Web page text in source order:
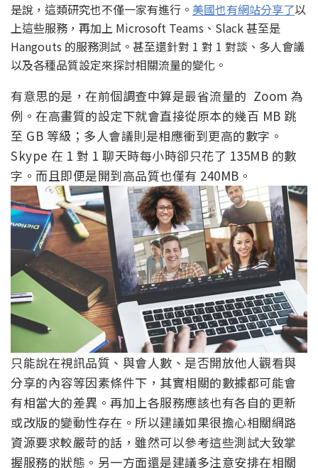
是說，這類研究也不僅一家有進行。 美國也有網站分享了以
上這些服務，再加上 Microsoft Teams、Slack 甚至是
Hangouts 的服務測試。甚至還針對 1 對 1 對談、多人會議
以及各種品質設定來探討相關流量的變化。
有意思的是，在前個調查中算是最省流量的 Zoom 為
例。在高畫質的設定下就會直接從原本的幾百 MB 跳
至 GB 等級；多人會議則是相應衝到更高的數字。
Skype 在 1 對 1 聊天時每小時卻只花了 135MB 的數
字。而且即便是開到高品質也僅有 240MB。
只能說在視訊品質、與會人數、是否開放他人觀看與
分享的內容等因素條件下，其實相關的數據都可能會
有相當大的差異。再加上各服務應該也有各自的更新
或改版的變動性存在。所以建議如果很擔心相關網路
資源要求較嚴苛的話，雖然可以參考這些測試大致掌
握服務的狀態。另一方面還是建議多注意安排在相關